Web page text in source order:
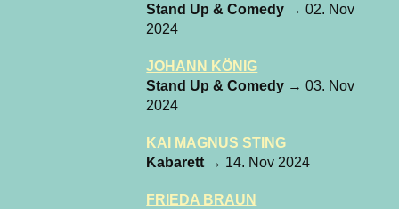
Stand Up & Comedy → 02. Nov
2024
JOHANN KÖNIG
Stand Up & Comedy → 03. Nov
2024
KAI MAGNUS STING
Kabarett → 14. Nov 2024
FRIEDA BRAUN